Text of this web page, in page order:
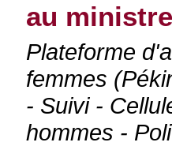
au
Plateforme
femmes
- Suivi -
hommes -